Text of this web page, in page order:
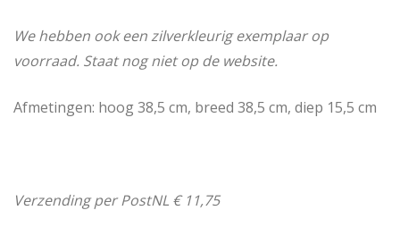
We hebben ook een zilverkleurig exemplaar op
voorraad. Staat nog niet op de website.
Afmetingen: hoog 38,5 cm, breed 38,5 cm, diep 15,5 cm
Verzending per PostNL € 11,75